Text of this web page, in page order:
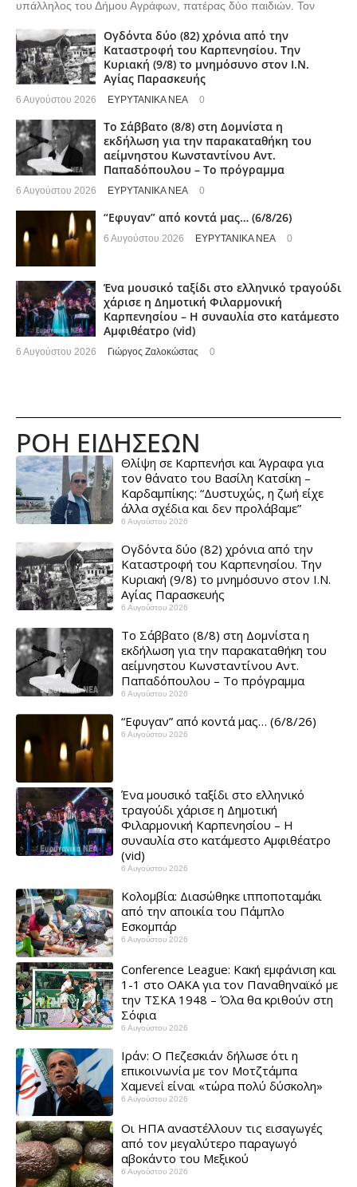
υπάλληλος του Δήμου Αγράφων, πατέρας δύο παιδιών. Τον
Ογδόντα δύο (82) χρόνια από την
Καταστροφή του Καρπενησίου. Την
Κυριακή (9/8) το μνημόσυνο στον Ι.Ν.
Αγίας Παρασκευής
6 Αυγούστου 2026 ΕΥΡΥΤΑΝΙΚΑ ΝΕΑ 0
Το Σάββατο (8/8) στη Δομνίστα η
εκδήλωση για την παρακαταθήκη του
αείμνηστου Κωνσταντίνου Αντ.
Παπαδόπουλου – Το πρόγραμμα
6 Αυγούστου 2026 ΕΥΡΥΤΑΝΙΚΑ ΝΕΑ 0
“Εφυγαν” από κοντά μας… (6/8/26)
6 Αυγούστου 2026 ΕΥΡΥΤΑΝΙΚΑ ΝΕΑ 0
Ένα μουσικό ταξίδι στο ελληνικό τραγούδι
χάρισε η Δημοτική Φιλαρμονική
Καρπενησίου – Η συναυλία στο κατάμεστο
Αμφιθέατρο (vid)
6 Αυγούστου 2026 Γιώργος Ζαλοκώστας 0
ΡΟΗ ΕΙΔΗΣΕΩΝ
Θλίψη σε Καρπενήσι και Άγραφα για
τον θάνατο του Βασίλη Κατσίκη –
Καρδαμπίκης: “Δυστυχώς, η ζωή είχε
άλλα σχέδια και δεν προλάβαμε”
6 Αυγούστου 2026
Ογδόντα δύο (82) χρόνια από την
Καταστροφή του Καρπενησίου. Την
Κυριακή (9/8) το μνημόσυνο στον Ι.Ν.
Αγίας Παρασκευής
6 Αυγούστου 2026
Το Σάββατο (8/8) στη Δομνίστα η
εκδήλωση για την παρακαταθήκη του
αείμνηστου Κωνσταντίνου Αντ.
Παπαδόπουλου – Το πρόγραμμα
6 Αυγούστου 2026
“Εφυγαν” από κοντά μας… (6/8/26)
6 Αυγούστου 2026
Ένα μουσικό ταξίδι στο ελληνικό
τραγούδι χάρισε η Δημοτική
Φιλαρμονική Καρπενησίου – Η
συναυλία στο κατάμεστο Αμφιθέατρο
(vid)
6 Αυγούστου 2026
Κολομβία: Διασώθηκε ιπποποταμάκι
από την αποικία του Πάμπλο
Εσκομπάρ ​
6 Αυγούστου 2026
Conference League: Κακή εμφάνιση και
1-1 στο ΟΑΚΑ για τον Παναθηναϊκό με
την ΤΣΚΑ 1948 – Όλα θα κριθούν στη
Σόφια ​
6 Αυγούστου 2026
Ιράν: Ο Πεζεσκιάν δήλωσε ότι η
επικοινωνία με τον Μοτζτάμπα
Χαμενεΐ είναι «τώρα πολύ δύσκολη» ​
6 Αυγούστου 2026
Οι ΗΠΑ αναστέλλουν τις εισαγωγές
από τον μεγαλύτερο παραγωγό
αβοκάντο του Μεξικού ​
6 Αυγούστου 2026